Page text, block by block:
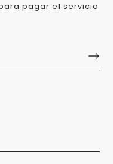
pagar el servicio